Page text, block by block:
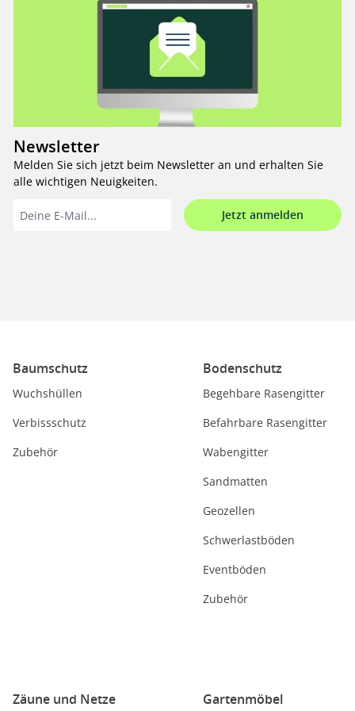
Newsletter
Melden Sie sich jetzt beim Newsletter an und erhalten Sie
alle wichtigen Neuigkeiten.
Jetzt anmelden
Baumschutz
Wuchshüllen
Verbissschutz
Zubehör
Bodenschutz
Begehbare Rasengitter
Befahrbare Rasengitter
Wabengitter
Sandmatten
Geozellen
Schwerlastböden
Eventböden
Zubehör
Zäune und Netze Gartenmöbel